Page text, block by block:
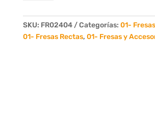
Dientes
cantidad
SKU: FR02404 Categorías: 01-
01- Fresas Rectas, 01- Fresas y